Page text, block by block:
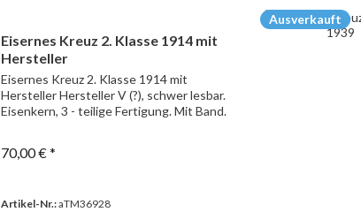
Eisernes Kreuz 2. Klasse 1914 mit
Hersteller
Eisernes Kreuz 2. Klasse 1914 mit
Hersteller Hersteller V (?), schwer lesbar.
Eisenkern, 3 - teilige Fertigung. Mit Band.
70,00 € *
Artikel-Nr.:aTM36928
Ausverkauft